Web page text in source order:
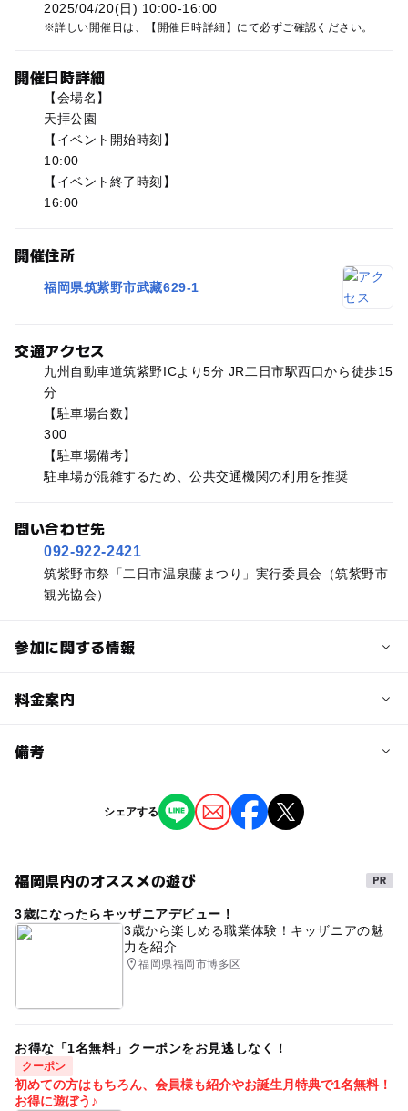
2025/04/20(日) 10:00-16:00
詳しい開催日は、【開催日時詳細】にて必ずご確認ください。
開催日時詳細
【会場名】
天拝公園
【イベント開始時刻】
10:00
【イベント終了時刻】
16:00
開催住所
福岡県筑紫野市武藏629-1
交通アクセス
九州自動車道筑紫野ICより5分 JR二日市駅西口から徒歩15
分
【駐車場台数】
300
【駐車場備考】
駐車場が混雑するため、公共交通機関の利用を推奨
問い合わせ先
092-922-2421
筑紫野市祭「二日市温泉藤まつり」実行委員会（筑紫野市
観光協会）
参加に関する情報
予約/応募
藤まつり当日、西鉄二日市駅東口→JR二日市駅西口→藤ま
つり会場間を無料循環バスが運行。
料金案内
料金について
備考
※掲載の情報は天候や主催者側の都合などにより変更にな
ることがあります。
シェアする
福岡県内のオススメの遊び
3歳になったらキッザニアデビュー！
3歳から楽しめる職業体験！キッザニアの魅
力を紹介
福岡県福岡市博多区
お得な「1名無料」クーポンをお見逃しなく！
クーポン
初めての方はもちろん、会員様も紹介やお誕生月特典で1名無料！
お得に遊ぼう♪